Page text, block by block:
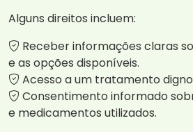
Alguns direitos incluem:
Receber informações claras
e as opções disponíveis.
Acesso a um tratamento
Consentimento informado
e medicamentos utilizados.